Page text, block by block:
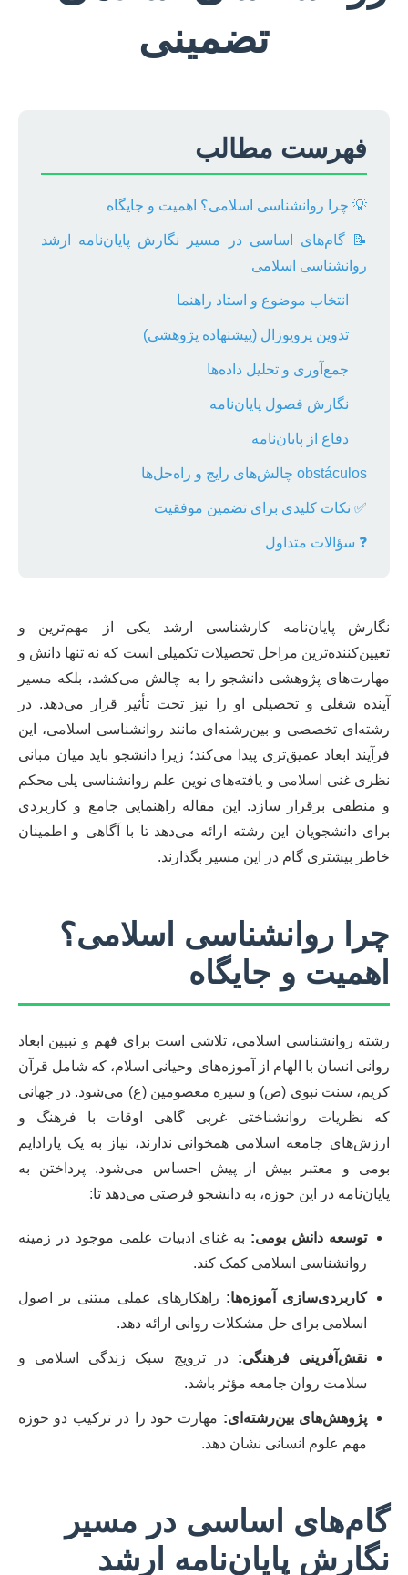
تضمینی
فهرست مطالب
💡 چرا روانشناسی اسلامی؟ اهمیت و جایگاه
📝 گام‌های اساسی در مسیر نگارش پایان‌نامه ارشد
روانشناسی اسلامی
انتخاب موضوع و استاد راهنما
تدوین پروپوزال (پیشنهاده پژوهشی)
جمع‌آوری و تحلیل داده‌ها
نگارش فصول پایان‌نامه
دفاع از پایان‌نامه
obstáculos چالش‌های رایج و راه‌حل‌ها
✅ نکات کلیدی برای تضمین موفقیت
❓ سؤالات متداول
نگارش پایان‌نامه کارشناسی ارشد یکی از مهم‌ترین و
تعیین‌کننده‌ترین مراحل تحصیلات تکمیلی است که نه تنها دانش و
مهارت‌های پژوهشی دانشجو را به چالش می‌کشد، بلکه مسیر
آینده شغلی و تحصیلی او را نیز تحت تأثیر قرار می‌دهد. در
رشته‌ای تخصصی و بین‌رشته‌ای مانند روانشناسی اسلامی، این
فرآیند ابعاد عمیق‌تری پیدا می‌کند؛ زیرا دانشجو باید میان مبانی
نظری غنی اسلامی و یافته‌های نوین علم روانشناسی پلی محکم
و منطقی برقرار سازد. این مقاله راهنمایی جامع و کاربردی
برای دانشجویان این رشته ارائه می‌دهد تا با آگاهی و اطمینان
خاطر بیشتری گام در این مسیر بگذارند.
چرا روانشناسی اسلامی؟
اهمیت و جایگاه
رشته روانشناسی اسلامی، تلاشی است برای فهم و تبیین ابعاد
روانی انسان با الهام از آموزه‌های وحیانی اسلام، که شامل قرآن
کریم، سنت نبوی (ص) و سیره معصومین (ع) می‌شود. در جهانی
که نظریات روانشناختی غربی گاهی اوقات با فرهنگ و
ارزش‌های جامعه اسلامی همخوانی ندارند، نیاز به یک پارادایم
بومی و معتبر بیش از پیش احساس می‌شود. پرداختن به
پایان‌نامه در این حوزه، به دانشجو فرصتی می‌دهد تا:
توسعه دانش بومی: به غنای ادبیات علمی موجود در زمینه
روانشناسی اسلامی کمک کند.
کاربردی‌سازی آموزه‌ها: راهکارهای عملی مبتنی بر اصول
اسلامی برای حل مشکلات روانی ارائه دهد.
نقش‌آفرینی فرهنگی: در ترویج سبک زندگی اسلامی و
سلامت روان جامعه مؤثر باشد.
پژوهش‌های بین‌رشته‌ای: مهارت خود را در ترکیب دو حوزه
مهم علوم انسانی نشان دهد.
گام‌های اساسی در مسیر
نگارش پایان‌نامه ارشد